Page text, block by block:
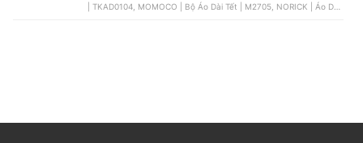
| TKAD0104, MOMOCO | Bộ Áo Dài Tết | M2705, NORICK | Áo Dài